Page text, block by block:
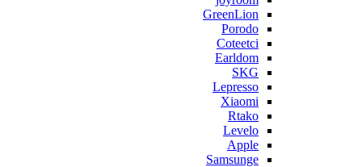
GreenLion
Porodo
Coteetci
Earldom
SKG
Lepresso
Xiaomi
Rtako
Levelo
Apple
Samsunge